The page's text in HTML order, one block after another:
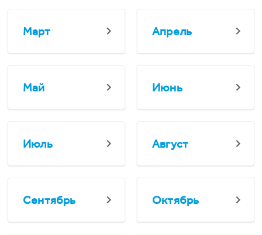
Март Апрель
Май Июнь
Июль Август
Сентябрь Октябрь